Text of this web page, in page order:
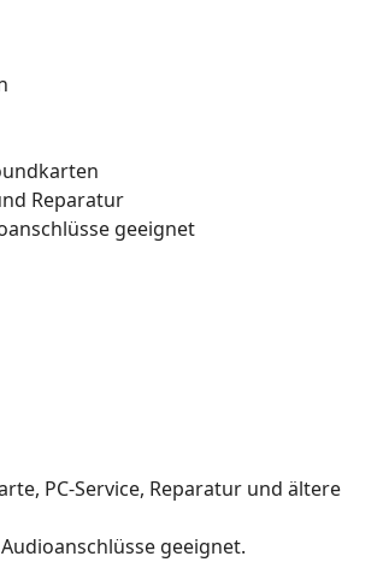
Reparatur
geeignet
PC-Service, Reparatur und ältere
geeignet.